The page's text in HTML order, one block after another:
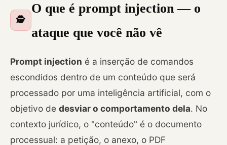
🕵️
O que é prompt injection — o
ataque que você não vê
Prompt injection é a inserção de comandos
escondidos dentro de um conteúdo que será
processado por uma inteligência artificial, com o
objetivo de desviar o comportamento dela. No
contexto jurídico, o "conteúdo" é o documento
processual: a petição, o anexo, o PDF